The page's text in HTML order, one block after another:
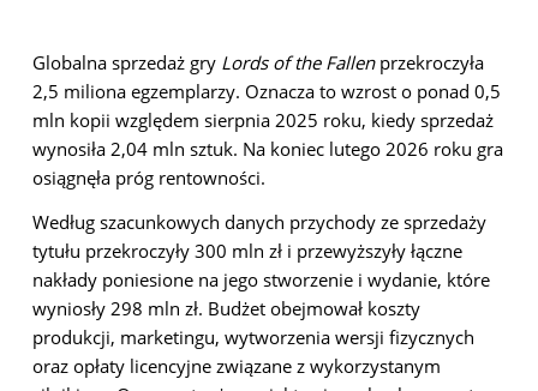
Globalna sprzedaż gry Lords of the Fallenprzekroczyła
2,5 miliona egzemplarzy. Oznacza to wzrost o ponad 0,5
mln kopii względem sierpnia 2025 roku, kiedy sprzedaż
wynosiła 2,04 mln sztuk. Na koniec lutego 2026 roku gra
osiągnęła próg rentowności.
Według szacunkowych danych przychody ze sprzedaży
tytułu przekroczyły 300 mln zł i przewyższyły łączne
nakłady poniesione na jego stworzenie i wydanie, które
wyniosły 298 mln zł. Budżet obejmował koszty
produkcji, marketingu, wytworzenia wersji fizycznych
oraz opłaty licencyjne związane z wykorzystanym